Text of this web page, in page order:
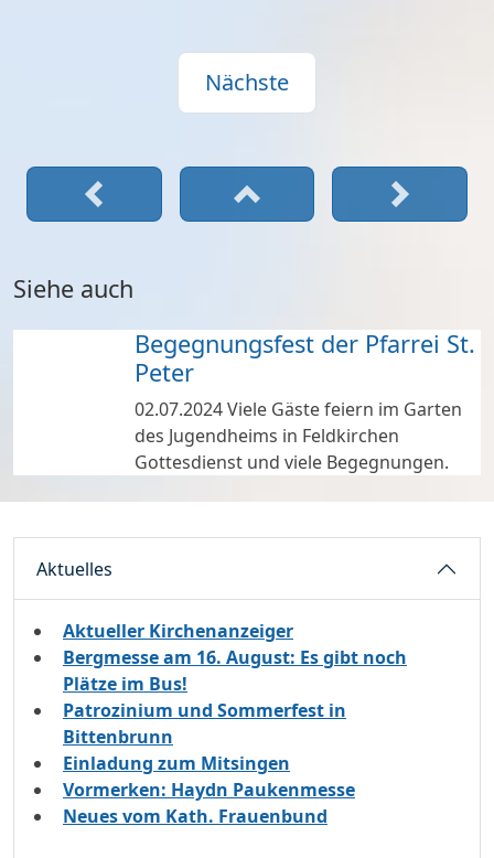
Nächste
Siehe auch
Begegnungsfest der Pfarrei St.
Peter
02.07.2024Viele Gäste feiern im Garten
des Jugendheims in Feldkirchen
Gottesdienst und viele Begegnungen.
Aktuelles
Aktueller Kirchenanzeiger
Bergmesse am 16. August: Es gibt noch
Plätze im Bus!
Patrozinium und Sommerfest in
Bittenbrunn
Einladung zum Mitsingen
Vormerken: Haydn Paukenmesse
Neues vom Kath. Frauenbund